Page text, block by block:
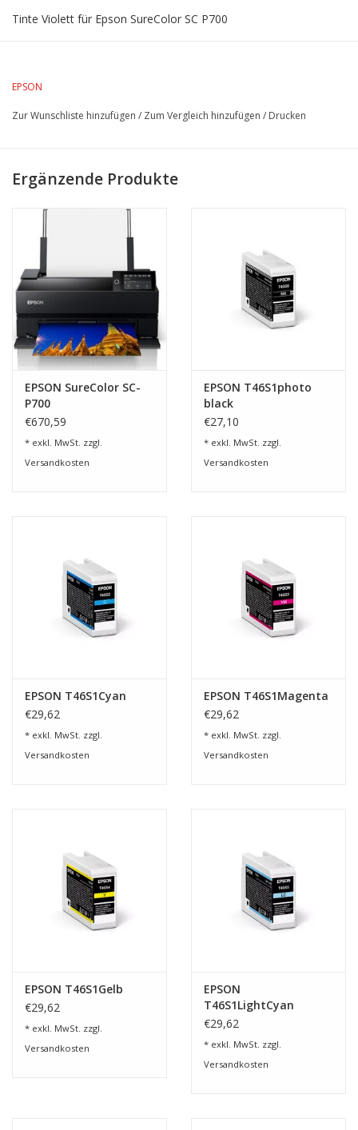
Tinte Violett für Epson SureColor SC P700
EPSON
Zur Wunschliste hinzufügen / Zum Vergleich hinzufügen / Drucken
Ergänzende Produkte
EPSON SureColor SC-
P700
€670,59
* exkl. MwSt. zzgl.
Versandkosten
EPSON T46S1photo
black
€27,10
* exkl. MwSt. zzgl.
Versandkosten
EPSON T46S1Cyan
€29,62
* exkl. MwSt. zzgl.
Versandkosten
EPSON T46S1Magenta
€29,62
* exkl. MwSt. zzgl.
Versandkosten
EPSON T46S1Gelb
€29,62
* exkl. MwSt. zzgl.
Versandkosten
EPSON
T46S1LightCyan
€29,62
* exkl. MwSt. zzgl.
Versandkosten